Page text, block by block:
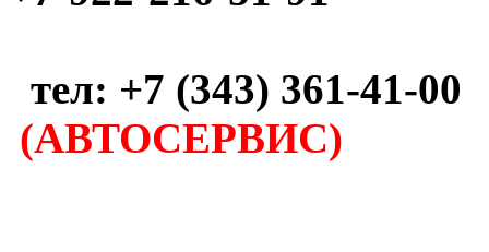
тел: +7 (343) 361-41-00
(АВТОСЕРВИС)